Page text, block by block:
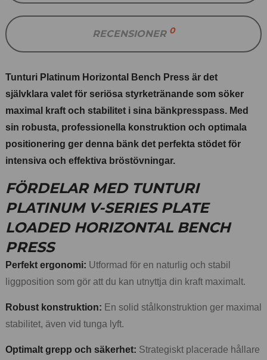
RECENSIONER 0
Tunturi Platinum Horizontal Bench Press är det
självklara valet för seriösa styrketränande som söker
maximal kraft och stabilitet i sina bänkpresspass. Med
sin robusta, professionella konstruktion och optimala
positionering ger denna bänk det perfekta stödet för
intensiva och effektiva bröstövningar.
FÖRDELAR MED TUNTURI
PLATINUM V-SERIES PLATE
LOADED HORIZONTAL BENCH
PRESS
Perfekt ergonomi: Utformad för en naturlig och stabil
liggposition som gör att du kan utnyttja din kraft maximalt.
Robust konstruktion: En solid stålkonstruktion ger maximal
stabilitet, även vid tunga lyft.
Optimalt grepp och säkerhet: Strategiskt placerade hållare